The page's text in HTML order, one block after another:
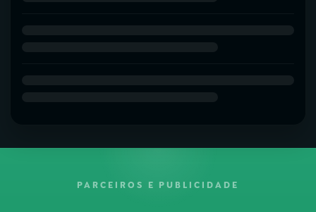
PARCEIROS E PUBLICIDADE